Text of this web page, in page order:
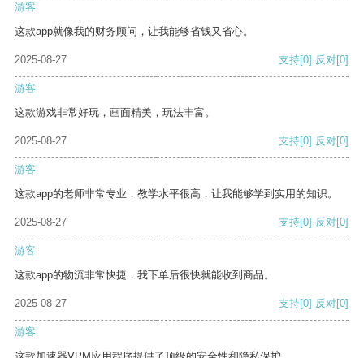
游客
这款app就像我的财务顾问，让我能够省钱又省心。
2025-08-27 支持[0] 反对[0]
游客
这款游戏非常好玩，画面精美，玩法丰富。
2025-08-27 支持[0] 反对[0]
游客
这款app的老师非常专业，教学水平很高，让我能够学到实用的知识。
2025-08-27 支持[0] 反对[0]
游客
这款app的物流非常快捷，我下单后很快就能收到商品。
2025-08-27 支持[0] 反对[0]
游客